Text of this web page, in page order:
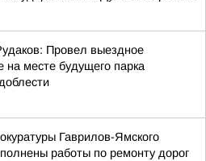
Провел выездное
на месте будущего парка
Гаврилов-Ямского
работы по ремонту дорог